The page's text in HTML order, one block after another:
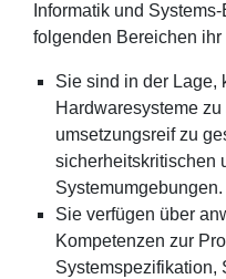
Informatik und
folgenden Bereichen
Sie sind in der Lage,
Hardwaresysteme
umsetzungsreif zu
sicherheitskritischen
Systemumgebungen.
Sie verfügen über
Kompetenzen zur
Systemspezifikation,